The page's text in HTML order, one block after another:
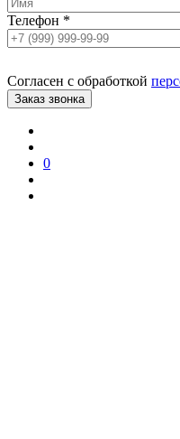
Телефон *
Согласен с обработкой
0